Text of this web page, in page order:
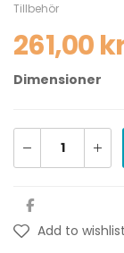
Tillbehör
261,00
Dimensioner
Add to wishlist